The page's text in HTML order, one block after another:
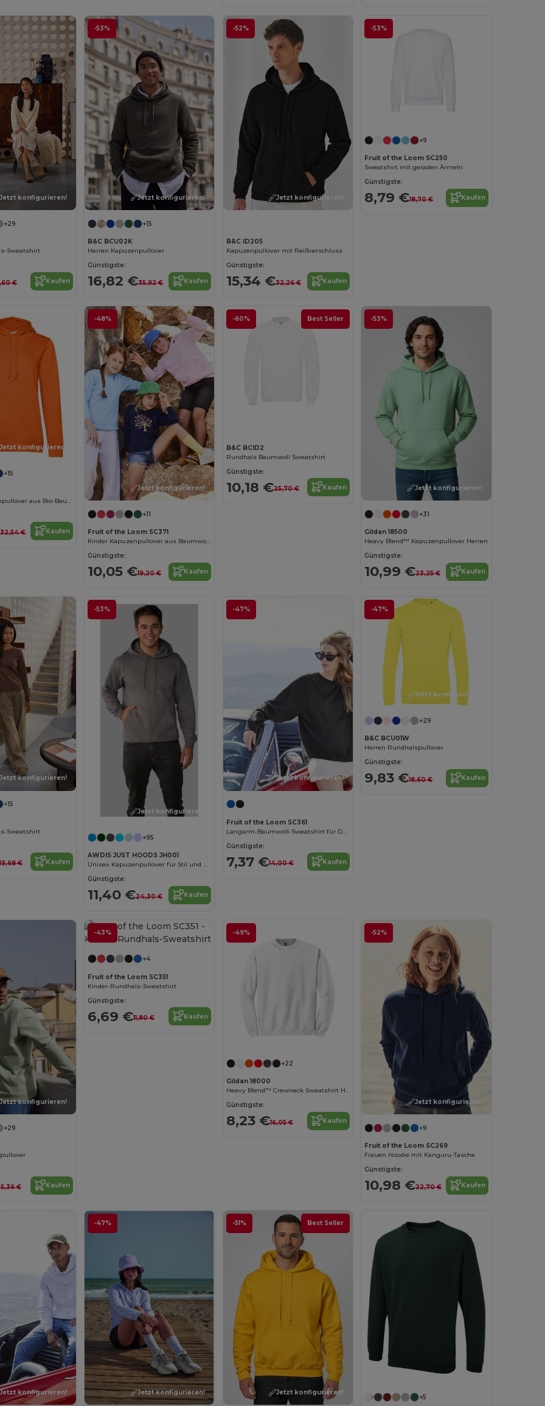
konfigurieren!
+29
Sweatshirt
€ Kaufen
-53%
Jetzt konfigurieren!
+15
B&C BCU02K
Herren Kapuzenpullover
Günstigste:
16,82 €35,92 € Kaufen
-52%
Jetzt konfigurieren!
B&C ID205
Kapuzenpullover mit Reißverschluss
Günstigste:
15,34 €32,26 € Kaufen
-53%
Jetzt konfigurieren!
+9
Fruit of the Loom SC250
Sweatshirt mit geraden Ärmeln
Günstigste:
8,79 €18,70 € Kaufen
konfigurieren!
+15
32,54 € Kaufen
-48%
Jetzt konfigurieren!
+11
Fruit of the Loom SC371
Kinder Kapuzenpullover aus Baumwollmischung
Günstigste:
10,05 €19,20 € Kaufen
-60% Best Seller
B&C BCID2
Rundhals Baumwoll Sweatshirt
Günstigste:
10,18 €25,70 € Kaufen
-53%
Jetzt konfigurieren!
+31
Gildan 18500
Heavy Blend™ Kapuzenpullover Herren
Günstigste:
10,99 €23,25 € Kaufen
konfigurieren!
+15
Sweatshirt
€ Kaufen
-53%
Jetzt konfigurieren!
+95
AWDIS JUST HOODS JH001
Unisex Kapuzenpullover für Stil und Komfort
Günstigste:
11,40 €24,30 € Kaufen
-47%
Jetzt konfigurieren!
Fruit of the Loom SC361
Langarm-Baumwoll-Sweatshirt für Damen
Günstigste:
7,37 €14,00 € Kaufen
-47%
Jetzt konfigurieren!
+29
B&C BCU01W
Herren Rundhalspullover
Günstigste:
9,83 €18,60 € Kaufen
konfigurieren!
+29
€ Kaufen
-43%
+4
Fruit of the Loom SC351
Kinder-Rundhals-Sweatshirt
Günstigste:
6,69 €11,80 € Kaufen
-49%
Jetzt konfigurieren!
+22
Gildan 18000
Heavy Blend™ Crewneck Sweatshirt Herren
Günstigste:
8,23 €16,05 € Kaufen
-52%
Jetzt konfigurieren!
+9
Fruit of the Loom SC269
Frauen Hoodie mit Känguru-Tasche
Günstigste:
10,98 €22,70 € Kaufen
konfigurieren!
-47%
Jetzt konfigurieren!
-51% Best Seller
Jetzt konfigurieren!
+5